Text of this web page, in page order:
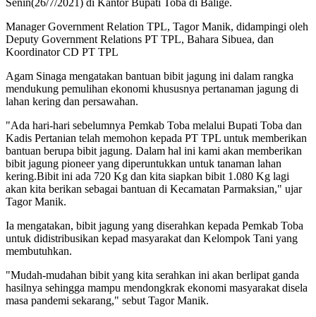
Manager Government Relation TPL, Tagor Manik, didampingi oleh
Deputy Government Relations PT TPL, Bahara Sibuea, dan
Koordinator CD PT TPL
Agam Sinaga mengatakan bantuan bibit jagung ini dalam rangka
mendukung pemulihan ekonomi khususnya pertanaman jagung di
lahan kering dan persawahan.
"Ada hari-hari sebelumnya Pemkab Toba melalui Bupati Toba dan
Kadis Pertanian telah memohon kepada PT TPL untuk memberikan
bantuan berupa bibit jagung. Dalam hal ini kami akan memberikan
bibit jagung pioneer yang diperuntukkan untuk tanaman lahan
kering.Bibit ini ada 720 Kg dan kita siapkan bibit 1.080 Kg lagi
akan kita berikan sebagai bantuan di Kecamatan Parmaksian," ujar
Tagor Manik.
Ia mengatakan, bibit jagung yang diserahkan kepada Pemkab Toba
untuk didistribusikan kepad masyarakat dan Kelompok Tani yang
membutuhkan.
"Mudah-mudahan bibit yang kita serahkan ini akan berlipat ganda
hasilnya sehingga mampu mendongkrak ekonomi masyarakat disela
masa pandemi sekarang," sebut Tagor Manik.